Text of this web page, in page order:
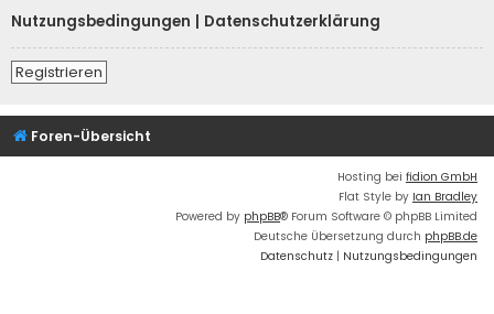
Nutzungsbedingungen
Datenschutzerklärung
Registrieren
Foren-Übersicht
Hosting bei fidion GmbH
Flat Style by Ian Bradley
Powered by phpBB® Forum Software © phpBB Limited
Deutsche Übersetzung durch phpBB.de
Datenschutz | Nutzungsbedingungen